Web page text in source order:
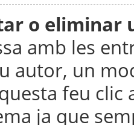
o eliminar
amb les
autor, un
feu clic
ja que